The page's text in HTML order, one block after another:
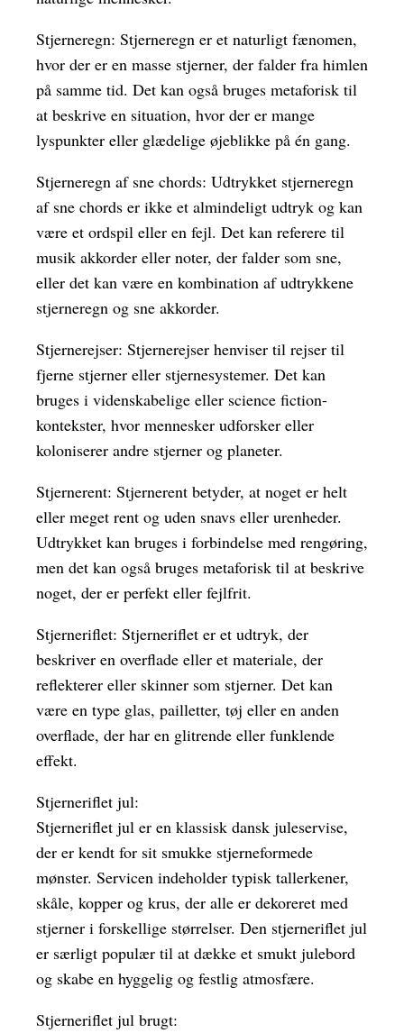
Stjerneregn: Stjerneregn er et naturligt fænomen,
hvor der er en masse stjerner, der falder fra himlen
på samme tid. Det kan også bruges metaforisk til
at beskrive en situation, hvor der er mange
lyspunkter eller glædelige øjeblikke på én gang.
Stjerneregn af sne chords: Udtrykket stjerneregn
af sne chords er ikke et almindeligt udtryk og kan
være et ordspil eller en fejl. Det kan referere til
musik akkorder eller noter, der falder som sne,
eller det kan være en kombination af udtrykkene
stjerneregn og sne akkorder.
Stjernerejser: Stjernerejser henviser til rejser til
fjerne stjerner eller stjernesystemer. Det kan
bruges i videnskabelige eller science fiction-
kontekster, hvor mennesker udforsker eller
koloniserer andre stjerner og planeter.
Stjernerent: Stjernerent betyder, at noget er helt
eller meget rent og uden snavs eller urenheder.
Udtrykket kan bruges i forbindelse med rengøring,
men det kan også bruges metaforisk til at beskrive
noget, der er perfekt eller fejlfrit.
Stjerneriflet: Stjerneriflet er et udtryk, der
beskriver en overflade eller et materiale, der
reflekterer eller skinner som stjerner. Det kan
være en type glas, pailletter, tøj eller en anden
overflade, der har en glitrende eller funklende
effekt.
Stjerneriflet jul:
Stjerneriflet jul er en klassisk dansk juleservise,
der er kendt for sit smukke stjerneformede
mønster. Servicen indeholder typisk tallerkener,
skåle, kopper og krus, der alle er dekoreret med
stjerner i forskellige størrelser. Den stjerneriflet jul
er særligt populær til at dække et smukt julebord
og skabe en hyggelig og festlig atmosfære.
Stjerneriflet jul brugt: